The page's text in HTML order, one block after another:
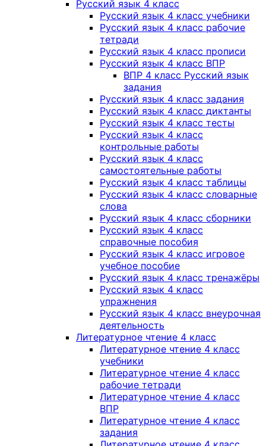
Русский язык 4 класс
Русский язык 4 класс учебники
Русский язык 4 класс рабочие
тетради
Русский язык 4 класс прописи
Русский язык 4 класс ВПР
ВПР 4 класс Русский язык
задания
Русский язык 4 класс задания
Русский язык 4 класс диктанты
Русский язык 4 класс тесты
Русский язык 4 класс
контрольные работы
Русский язык 4 класс
самостоятельные работы
Русский язык 4 класс таблицы
Русский язык 4 класс словарные
слова
Русский язык 4 класс сборники
Русский язык 4 класс
справочные пособия
Русский язык 4 класс игровое
учебное пособие
Русский язык 4 класс тренажёры
Русский язык 4 класс
упражнения
Русский язык 4 класс внеурочная
деятельность
Литературное чтение 4 класс
Литературное чтение 4 класс
учебники
Литературное чтение 4 класс
рабочие тетради
Литературное чтение 4 класс
ВПР
Литературное чтение 4 класс
задания